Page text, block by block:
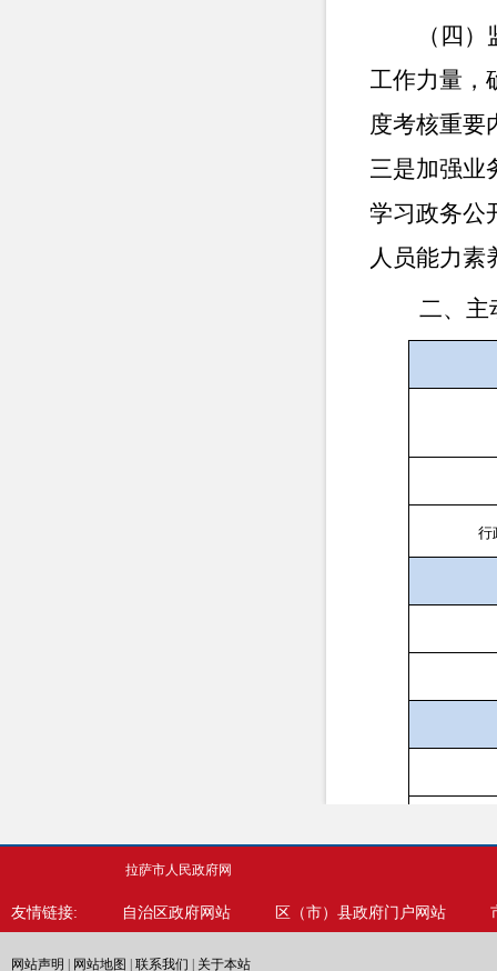
（四）
工作力量，
度考核重要
三是加强业
学习政务公
人员能力素
二、主
行
拉萨市人民政府网
友情链接: 自治区政府网站 区（市）县政府门户网站
网站声明 网站地图 联系我们 关于本站